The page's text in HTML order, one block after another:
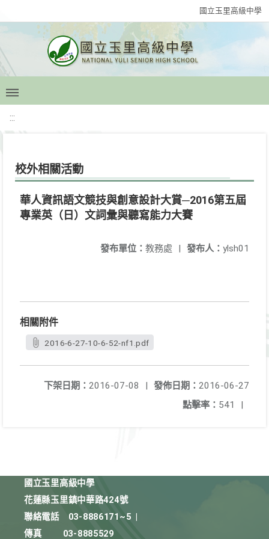
國立玉里高級中學
:::
校外相關活動
華人資訊語文競技與創意設計大賞─2016第五屆
專業英（日）文詞彙與聽寫能力大賽
發布人： ylsh01
發布單位： 教務處 |
相關附件
2016-6-27-10-6-52-nf1.pdf
發佈日期： 2016-06-27
下架日期： 2016-07-08
|
點擊率： 541 |
國立玉里高級中學
花蓮縣玉里鎮中華路424號
聯絡電話
03-8886171~5
傳真
03-8885529